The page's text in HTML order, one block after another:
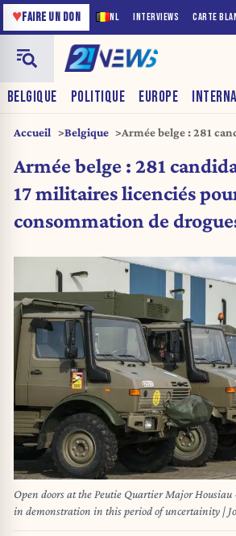
NL INTERVIEWS CARTE
♥FAIRE UN DON
BELGIQUE POLITIQUE EUROPE
Accueil Belgique
Armée belge : 281
drogues
Armée belge : 281
17 militaires licenciés
consommation de
Open doors at the Peutie Quartier Major Housiau - Vehicles; soldiers; stand
in demonstration in this period of uncertainity |
Quartier Major Housiau de Peutie - Soldats;